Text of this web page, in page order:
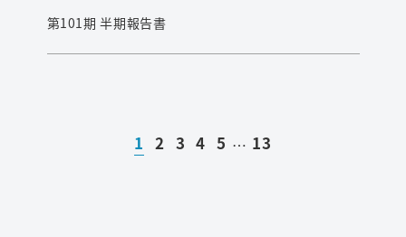
第101期 半期報告書
1 2 3 4 5 … 13